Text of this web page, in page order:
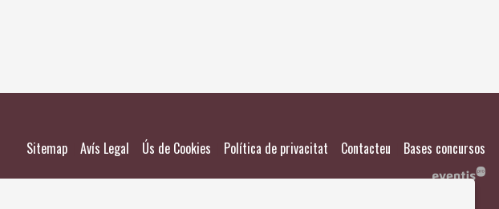
Sitemap Avís Legal Ús de Cookies Política de privacitat Contacteu Bases concursos